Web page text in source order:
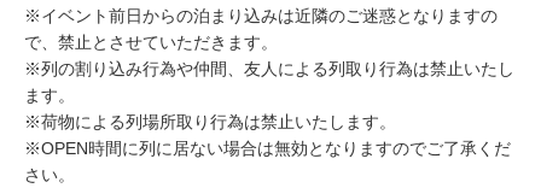
※イベント前日からの泊まり込みは近隣のご迷惑となりますの
で、禁止とさせていただきます。
※列の割り込み行為や仲間、友人による列取り行為は禁止いたし
ます。
※荷物による列場所取り行為は禁止いたします。
※OPEN時間に列に居ない場合は無効となりますのでご了承くだ
さい。